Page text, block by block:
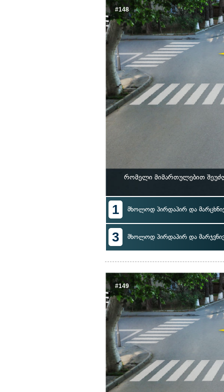
#148
რომელი მიმართულებით
1 მხოლოდ პირდაპირ და
3 მხოლოდ პირდაპირ და
#149